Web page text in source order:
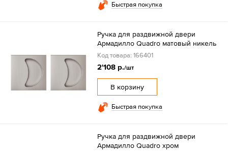
Быстрая покупка
Ручка для раздвижной двери
Армадилло Quadro матовый никель
Код товара: 166401
2'108 р./шт
В корзину
Быстрая покупка
Ручка для раздвижной двери
Армадилло Quadro хром